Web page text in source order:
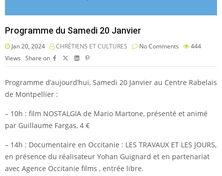
Programme du Samedi 20 Janvier
Jan 20, 2024 CHRÉTIENS ET CULTURES No Comments
444
Views Share on
Programme d’aujourd’hui, Samedi 20 Janvier au Centre Rabelais
de Montpellier :
– 10h : film NOSTALGIA de Mario Martone, présenté et animé
par Guillaume Fargas, 4 €
– 14h : Documentaire en Occitanie : LES TRAVAUX ET LES JOURS,
en présence du réalisateur Yohan Guignard et en partenariat
avec Agence Occitanie films , entrée libre.